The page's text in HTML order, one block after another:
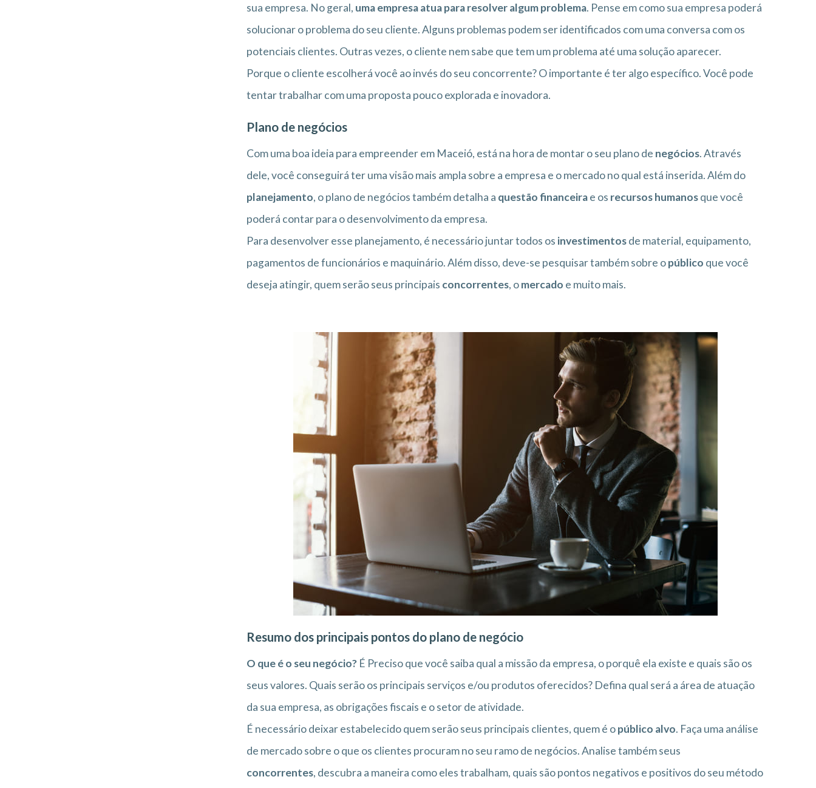
sua empresa. No geral, uma empresa atua para resolver algum problema. Pense em como sua empresa poderá
solucionar o problema do seu cliente. Alguns problemas podem ser identificados com uma conversa com os
potenciais clientes. Outras vezes, o cliente nem sabe que tem um problema até uma solução aparecer.
Porque o cliente escolherá você ao invés do seu concorrente? O importante é ter algo específico. Você pode
tentar trabalhar com uma proposta pouco explorada e inovadora.
Plano de negócios
Com uma boa ideia para empreender em Maceió, está na hora de montar o seu plano de negócios. Através
dele, você conseguirá ter uma visão mais ampla sobre a empresa e o mercado no qual está inserida. Além do
planejamento, o plano de negócios também detalha a questão financeirae os recursos humanosque você
poderá contar para o desenvolvimento da empresa.
Para desenvolver esse planejamento, é necessário juntar todos os investimentosde material, equipamento,
pagamentos de funcionários e maquinário. Além disso, deve-se pesquisar também sobre opúblico que você
deseja atingir, quem serão seus principais concorrentes, omercado e muito mais.
Resumo dos principais pontos do plano de negócio
O que é o seu negócio?É Preciso que você saiba qual a missão da empresa, o porquê ela existe e quais são os
seus valores. Quais serão os principais serviços e/ou produtos oferecidos? Defina qual será a área de atuação
da sua empresa, as obrigações fiscais e o setor de atividade.
É necessário deixar estabelecido quem serão seus principais clientes, quem é opúblico alvo. Faça uma análise
de mercado sobre o que os clientes procuram no seu ramo de negócios. Analise também seus
concorrentes, descubra a maneira como eles trabalham, quais são pontos negativos e positivos do seu método